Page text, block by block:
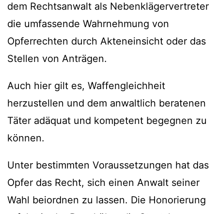
dem Rechtsanwalt als Nebenklägervertreter
die umfassende Wahrnehmung von
Opferrechten durch Akteneinsicht oder das
Stellen von Anträgen.
Auch hier gilt es, Waffengleichheit
herzustellen und dem anwaltlich beratenen
Täter adäquat und kompetent begegnen zu
können.
Unter bestimmten Voraussetzungen hat das
Opfer das Recht, sich einen Anwalt seiner
Wahl beiordnen zu lassen. Die Honorierung